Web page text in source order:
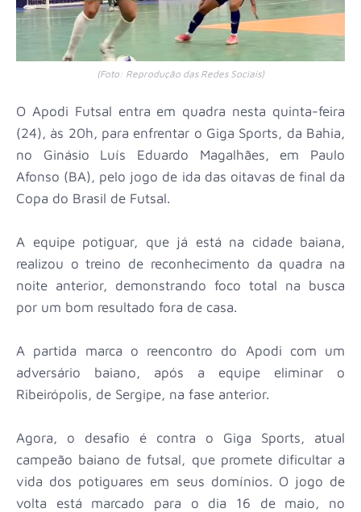
(Foto: Reprodução das Redes Sociais)
O Apodi Futsal entra em quadra nesta quinta-feira
(24), às 20h, para enfrentar o Giga Sports, da Bahia,
no Ginásio Luís Eduardo Magalhães, em Paulo
Afonso (BA), pelo jogo de ida das oitavas de final da
Copa do Brasil de Futsal.
A equipe potiguar, que já está na cidade baiana,
realizou o treino de reconhecimento da quadra na
noite anterior, demonstrando foco total na busca
por um bom resultado fora de casa.
A partida marca o reencontro do Apodi com um
adversário baiano, após a equipe eliminar o
Ribeirópolis, de Sergipe, na fase anterior.
Agora, o desafio é contra o Giga Sports, atual
campeão baiano de futsal, que promete dificultar a
vida dos potiguares em seus domínios. O jogo de
volta está marcado para o dia 16 de maio, no